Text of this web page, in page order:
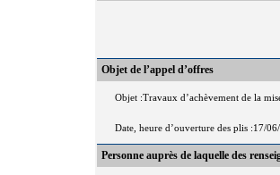
Objet de l’appel d’offres
Objet :Travaux d’achèvement de la
Date, heure d’ouverture des plis :17/
Personne auprès de laquelle des